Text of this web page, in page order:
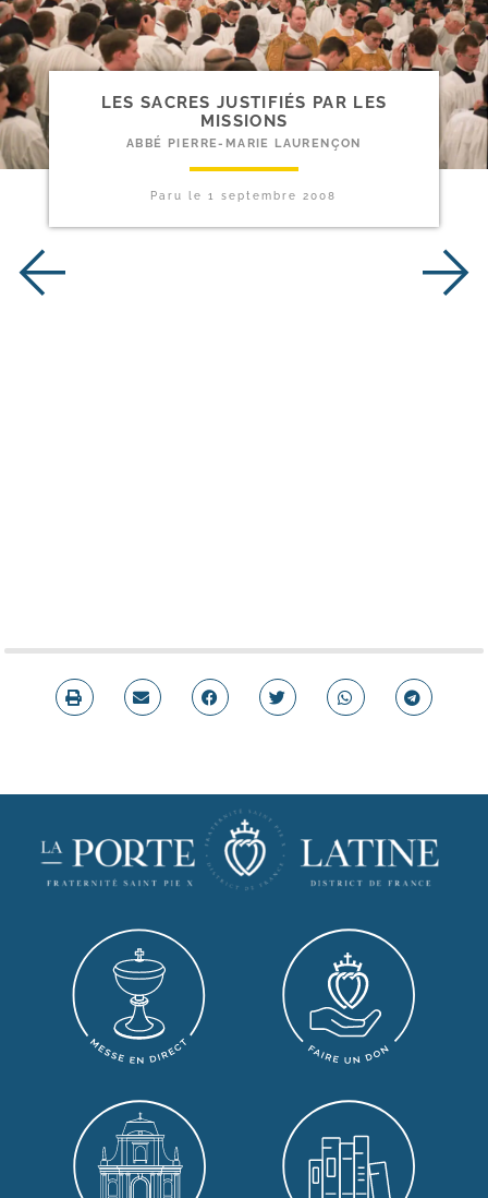
LES SACRES JUSTIFIÉS PAR LES
MISSIONS
ABBÉ PIERRE-MARIE LAURENÇON
Paru le1 septembre 2008